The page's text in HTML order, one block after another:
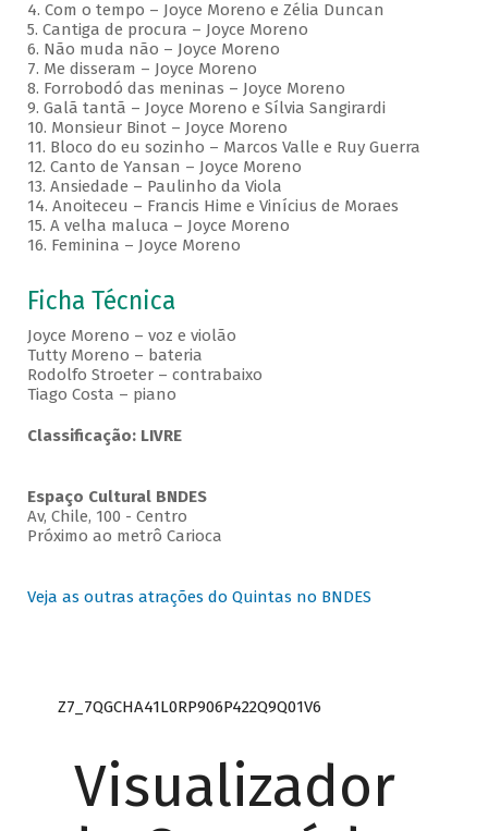
4. Com o tempo – Joyce Moreno e Zélia Duncan
5. Cantiga de procura – Joyce Moreno
6. Não muda não – Joyce Moreno
7. Me disseram – Joyce Moreno
8. Forrobodó das meninas – Joyce Moreno
9. Galã tantã – Joyce Moreno e Sílvia Sangirardi
10. Monsieur Binot – Joyce Moreno
11. Bloco do eu sozinho – Marcos Valle e Ruy Guerra
12. Canto de Yansan – Joyce Moreno
13. Ansiedade – Paulinho da Viola
14. Anoiteceu – Francis Hime e Vinícius de Moraes
15. A velha maluca – Joyce Moreno
16. Feminina – Joyce Moreno
Ficha Técnica
Joyce Moreno – voz e violão
Tutty Moreno – bateria
Rodolfo Stroeter – contrabaixo
Tiago Costa – piano
Classificação: LIVRE
Espaço Cultural BNDES
Av, Chile, 100 - Centro
Próximo ao metrô Carioca
Veja as outras atrações do Quintas no BNDES
Z7_7QGCHA41L0RP906P422Q9Q01V6
Visualizador